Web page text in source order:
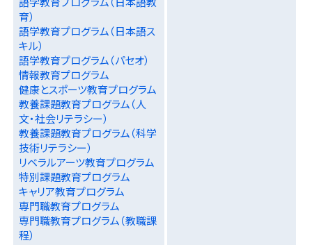
育）
語学教育プログラム（日本語ス
キル）
語学教育プログラム（パセオ）
情報教育プログラム
健康とスポーツ教育プログラム
教養課題教育プログラム（人
文・社会リテラシー）
教養課題教育プログラム（科学
技術リテラシー）
リベラルアーツ教育プログラム
特別課題教育プログラム
キャリア教育プログラム
専門職教育プログラム
専門職教育プログラム（教職課
程）